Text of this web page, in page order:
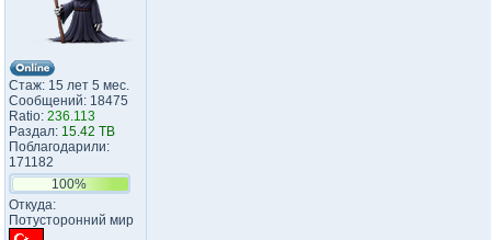
Стаж: 15 лет 5 мес.
Сообщений: 18475
Ratio: 236.113
Раздал: 15.42 TB
Поблагодарили:
171182
100%
Откуда:
Потусторонний мир